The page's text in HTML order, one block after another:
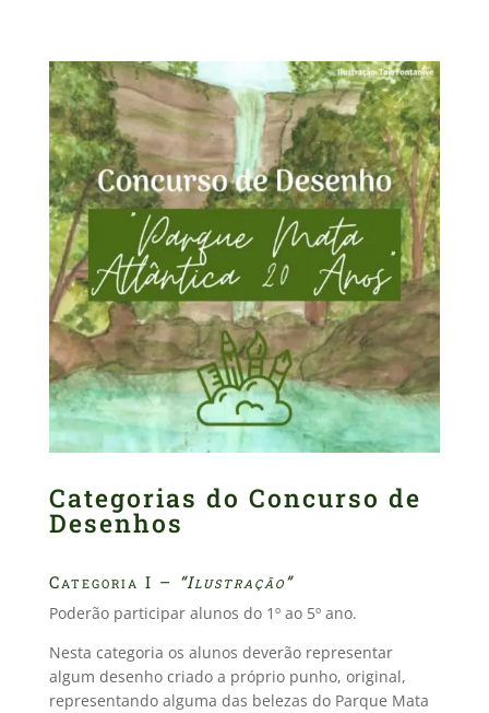
Categorias do Concurso de
Desenhos
Categoria I – “Ilustração”
Poderão participar alunos do 1º ao 5º ano.
Nesta categoria os alunos deverão representar
algum desenho criado a próprio punho, original,
representando alguma das belezas do Parque Mata